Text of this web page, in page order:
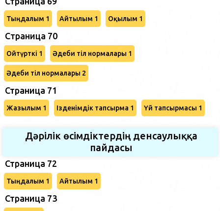
Тыңдалым 1 Айтылым 1 Оқылым 1
Cтраница 70
Ойтүрткі 1 Әдеби тіл нормалары 1
Әдеби тіл нормалары 2
Страница 71
Жазылым 1 Ізденімдік тапсырма 1 Үй тапсырмасы 1
Дәрілік өсімдіктердің денсаулыққа
пайдасы
Страница 72
Тыңдалым 1 Айтылым 1
Страница 73